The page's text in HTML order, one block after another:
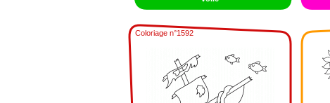
Coloriage n°1592